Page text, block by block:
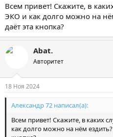
Всем привет! Скажите, в
ЭКО и как долго можно на
даёт эта кнопка?
Abat.
Авторитет
18 Ноя 2024
Александр 72 написал(а):
Всем привет! Скажите, в каких
как долго можно на нём